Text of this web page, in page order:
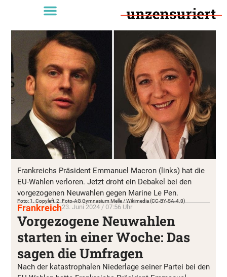
Frankreichs Präsident Emmanuel Macron (links) hat die
EU-Wahlen verloren. Jetzt droht ein Debakel bei den
vorgezogenen Neuwahlen gegen Marine Le Pen.
Foto: 1. Copyleft, 2. Foto-AG Gymnasium Melle / Wikimedia (CC-BY-SA-4.0)
Frankreich23. Juni 2024 / 07:56 Uhr
Vorgezogene Neuwahlen
starten in einer Woche: Das
sagen die Umfragen
Nach der katastrophalen Niederlage seiner Partei bei den